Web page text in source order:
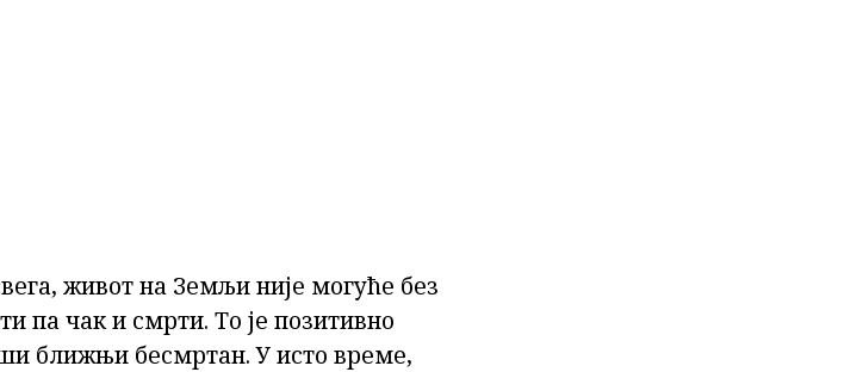
живот на Земљи није могуће без
па чак и смрти. То је позитивно
ближњи бесмртан. У исто време,